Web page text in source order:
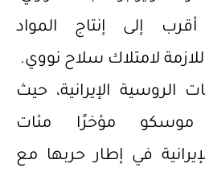
إلى إنتاج المواد
لامتلاك سلاح نووي.
الروسية الإيرانية، حيث
موسكو مؤخرًا مئات
في إطار حربها مع